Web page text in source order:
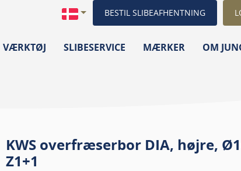
BESTIL SLIBEAFHENTNING
VÆRKTØJ SLIBESERVICE MÆRKER OM
KWS overfræserbor DIA, højre,
Z1+1